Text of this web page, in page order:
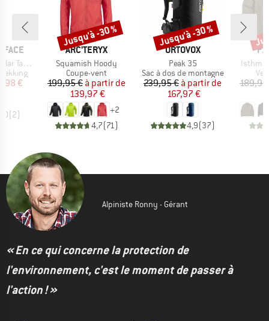
FACE
Pants
réduit
€
(2)
MARQUE
ARC'TERYX
Article
Squamish Hoody
Product group
Coupe-vent
Prix
199,95 € Prix réduit
à partir de
139,97 €
+2
4,7(71)
Remise
Jusqu'à -30 %
MARQUE
ORTOVOX
Article
Peak 35
Product group
Sac à dos de montagne
Prix
239,95 € Prix réduit
à partir de
167,97 €
4,9(37)
Remise
Jusqu'à -30 %
Article
Alpiniste Ronny - Gérant
« En ce qui concerne la protection de
l'environnement, c'est le moment de passer à
l'action ! »